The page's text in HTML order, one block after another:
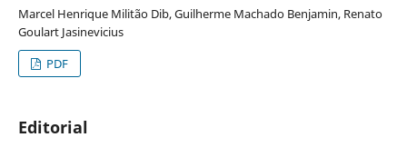
Marcel Henrique Militão Dib, Guilherme Machado Benjamin, Renato
Goulart Jasinevicius
PDF
Editorial